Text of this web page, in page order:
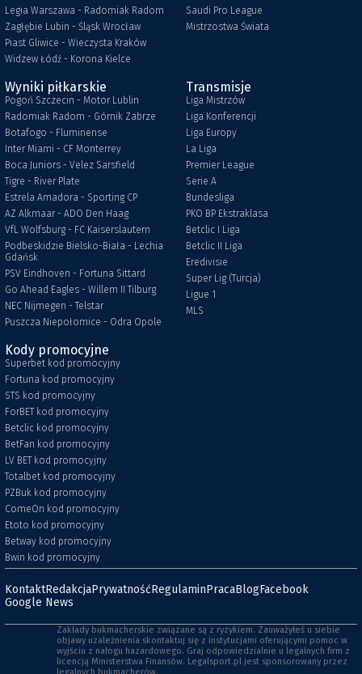
Legia Warszawa - Radomiak Radom
Zagłębie Lubin - Śląsk Wrocław
Piast Gliwice - Wieczysta Kraków
Widzew Łódź - Korona Kielce
Saudi Pro League
Mistrzostwa Świata
Wyniki piłkarskie
Pogoń Szczecin - Motor Lublin
Radomiak Radom - Górnik Zabrze
Botafogo - Fluminense
Inter Miami - CF Monterrey
Boca Juniors - Velez Sarsfield
Tigre - River Plate
Estrela Amadora - Sporting CP
AZ Alkmaar - ADO Den Haag
VfL Wolfsburg - FC Kaiserslautern
Podbeskidzie Bielsko-Biała - Lechia
Gdańsk
PSV Eindhoven - Fortuna Sittard
Go Ahead Eagles - Willem II Tilburg
NEC Nijmegen - Telstar
Puszcza Niepołomice - Odra Opole
Transmisje
Liga Mistrzów
Liga Konferencji
Liga Europy
La Liga
Premier League
Serie A
Bundesliga
PKO BP Ekstraklasa
Betclic I Liga
Betclic II Liga
Eredivisie
Super Lig (Turcja)
Ligue 1
MLS
Kody promocyjne
Superbet kod promocyjny
Fortuna kod promocyjny
STS kod promocyjny
ForBET kod promocyjny
Betclic kod promocyjny
BetFan kod promocyjny
LV BET kod promocyjny
Totalbet kod promocyjny
PZBuk kod promocyjny
ComeOn kod promocyjny
Etoto kod promocyjny
Betway kod promocyjny
Bwin kod promocyjny
KontaktRedakcjaPrywatnośćRegulaminPracaBlogFacebook
Google News
Zakłady bukmacherskie związane są z ryzykiem. Zauważyłeś u siebie
objawy uzależnienia skontaktuj się z instytucjami oferującymi pomoc w
wyjściu z nałogu hazardowego. Graj odpowiedzialnie u legalnych firm z
licencją Ministerstwa Finansów. Legalsport.pl jest sponsorowany przez